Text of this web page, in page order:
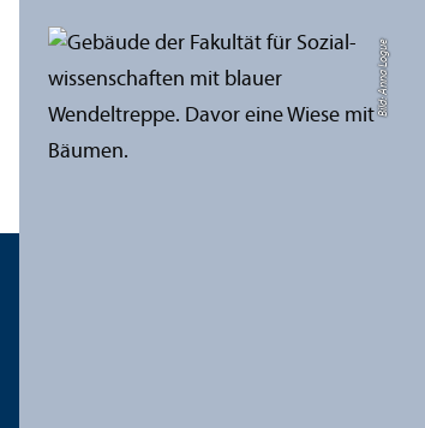
Bild: Anna Logue